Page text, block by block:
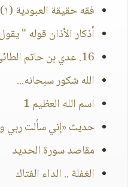
فقه حقيقة العبودية (١)
أذكار الأذان قوله "
16. عدي بن حاتم الطائي
الله شكور سبحانه...
اسم الله العظيم 1
حديث «إني سألت ربي
مقاصد سورة الحديد
الغفلة .. الداء الفتاك